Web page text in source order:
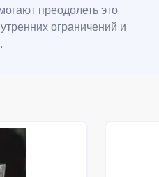
преодолеть это
ограничений и